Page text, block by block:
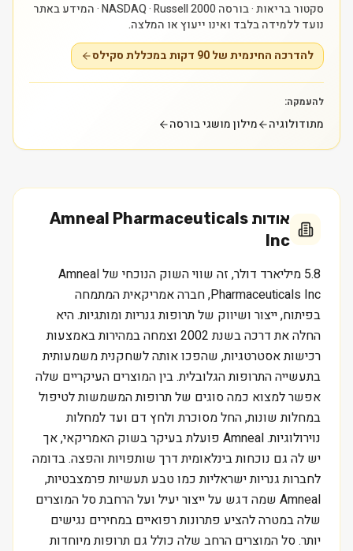
סקטור בריאות · בורסה NASDAQ · Russell 2000 · המידע באתר
נועד ללמידה בלבד ואינו ייעוץ או המלצה.
להדרכה החינמית של 90 דקות במכללת סקילס
להעמקה:
מתודולוגיה מילון מושגי בורסה
אודות Amneal Pharmaceuticals
Inc
5.8 מיליארד דולר, זה שווי השוק הנוכחי של Amneal
Pharmaceuticals Inc, חברה אמריקאית המתמחה
בפיתוח, ייצור ושיווק של תרופות גנריות ומותגיות. היא
החלה את דרכה בשנת 2002 וצמחה במהירות באמצעות
רכישות אסטרטגיות, שהפכו אותה לשחקנית משמעותית
בתעשייה התרופות הגלובלית. בין המוצרים העיקריים שלה
אפשר למצוא כמה סוגים של תרופות המשמשות לטיפול
במחלות שונות, החל מסוכרת ולחץ דם ועד למחלות
נוירולוגיות. Amneal פועלת בעיקר בשוק האמריקאי, אך
יש לה גם נוכחות בינלאומית דרך שותפויות והפצה. בדומה
לחברות גנריות ישראליות כמו טבע תעשיות פרמצבטיות,
Amneal שמה דגש על ייצור יעיל ועל הרחבת סל המוצרים
שלה במטרה להציע פתרונות רפואיים במחירים נגישים
יותר. סל המוצרים הרחב שלה כולל גם תרופות מיוחדות